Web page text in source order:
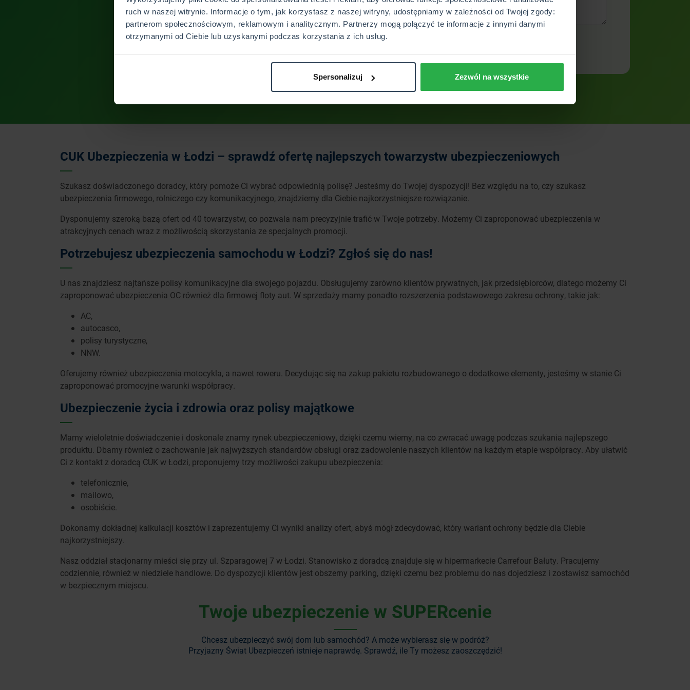
ruch w naszej witrynie. Informacje o tym, jak korzystasz z naszej witryny, udostępniamy w zależności od Twojej zgody:
partnerom społecznościowym, reklamowym i analitycznym. Partnerzy mogą połączyć te informacje z innymi danymi
otrzymanymi od Ciebie lub uzyskanymi podczas korzystania z ich usług.
Spersonalizuj Zezwól na wszystkie
CUK Ubezpieczenia w Łodzi – sprawdź ofertę najlepszych towarzystw ubezpieczeniowych
Szukasz doświadczonego doradcy, który pomoże Ci wybrać odpowiednią polisę? Jesteśmy do Twojej dyspozycji! Bez względu na to, czy szukasz
ubezpieczenia firmowego, rolniczego czy komunikacyjnego, znajdziemy dla Ciebie najkorzystniejsze rozwiązanie.
Dysponujemy szeroką bazą ofert od 40 towarzystw, co pozwala nam precyzyjnie trafić w Twoje potrzeby. Możemy Ci zaproponować ubezpieczenia w
atrakcyjnych cenach wraz z możliwością skorzystania ze specjalnych promocji.
Potrzebujesz ubezpieczenia samochodu w Łodzi? Zgłoś się do nas!
U nas znajdziesz najtańsze polisy komunikacyjne dla swojego pojazdu. Obsługujemy zarówno klientów prywatnych, jak przedsiębiorców, dlatego możemy Ci
zaproponować ubezpieczenia OC również dla firmowej floty aut. W sprzedaży mamy ponadto rozszerzenia podstawowego zakresu ochrony, takie jak:
AC,
autocasco,
polisy turystyczne,
NNW.
Oferujemy również ubezpieczenia motocykla, a nawet roweru. Decydując się na zakup pakietu rozbudowanego o dodatkowe elementy, jesteśmy w stanie Ci
zaproponować promocyjne warunki współpracy.
Ubezpieczenie życia i zdrowia oraz polisy majątkowe
Mamy wieloletnie doświadczenie i doskonale znamy rynek ubezpieczeniowy, dzięki czemu wiemy, na co zwracać uwagę podczas szukania najlepszego
produktu. Dbamy również o zachowanie jak najwyższych standardów obsługi oraz zadowolenie naszych klientów na każdym etapie współpracy. Aby ułatwić
Ci z kontakt z doradcą CUK w Łodzi, proponujemy trzy możliwości zakupu ubezpieczenia:
telefonicznie,
mailowo,
osobiście.
Dokonamy dokładnej kalkulacji kosztów i zaprezentujemy Ci wyniki analizy ofert, abyś mógł zdecydować, który wariant ochrony będzie dla Ciebie
najkorzystniejszy.
Nasz oddział stacjonarny mieści się przy ul. Szparagowej 7 w Łodzi. Stanowisko z doradcą znajduje się w hipermarkecie Carrefour Bałuty. Pracujemy
codziennie, również w niedziele handlowe. Do dyspozycji klientów jest obszerny parking, dzięki czemu bez problemu do nas dojedziesz i zostawisz samochód
w bezpiecznym miejscu.
Twoje ubezpieczenie w SUPERcenie
Chcesz ubezpieczyć swój dom lub samochód? A może wybierasz się w podróż?
Przyjazny Świat Ubezpieczeń istnieje naprawdę. Sprawdź, ile Ty możesz zaoszczędzić!